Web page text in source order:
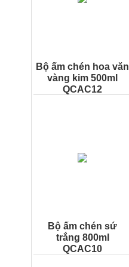
Bộ ấm chén hoa văn
vàng kim 500ml
QCAC12
Bộ ấm chén sứ
trắng 800ml
QCAC10